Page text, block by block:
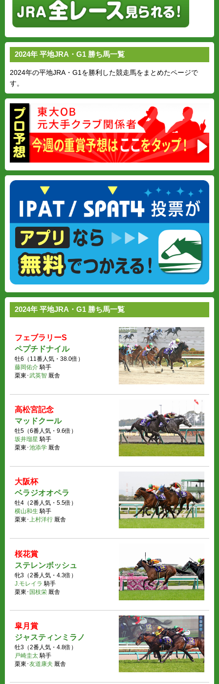
2024年 平地JRA・G1 勝ち馬一覧
2024年の平地JRA・G1を勝利した競走馬をまとめたページで
す。
2024年 平地JRA・G1 勝ち馬一覧
フェブラリーS
ペプチドナイル
牡6（11番人気・38.0倍）
藤岡佑介 騎手
栗東･武英智 厩舎
高松宮記念
マッドクール
牡5（6番人気・9.6倍）
坂井瑠星 騎手
栗東･池添学 厩舎
大阪杯
ベラジオオペラ
牡4（2番人気・5.5倍）
横山和生 騎手
栗東･
上村洋行 厩舎
桜花賞
ステレンボッシュ
牝3（2番人気・4.3倍）
J.モレイラ 騎手
栗東･ 国枝栄 厩舎
皐月賞
ジャスティンミラノ
牡3（2番人気・4.8倍）
戸崎圭太 騎手
栗東･友道康夫 厩舎